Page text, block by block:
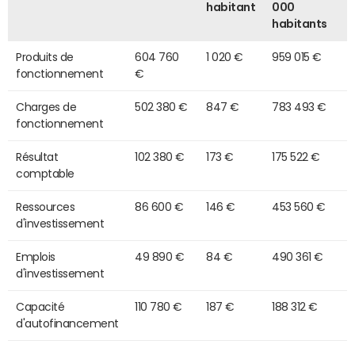
habitant
000
habitants
Produits de
fonctionnement
604 760
€
1 020 € 959 015 €
Charges de
fonctionnement
502 380 € 847 € 783 493 €
Résultat
comptable
102 380 € 173 € 175 522 €
Ressources
d'investissement
86 600 € 146 € 453 560 €
Emplois
d'investissement
49 890 € 84 € 490 361 €
Capacité
d'autofinancement
110 780 € 187 € 188 312 €